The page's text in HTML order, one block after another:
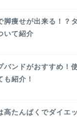
脚痩せが出来る！？
いて紹介
バンドがおすすめ！
も紹介！
高たんぱくでダイエ